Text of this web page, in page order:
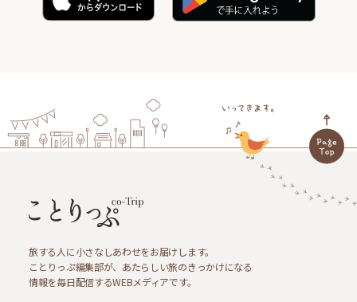
旅する人に小さなしあわせをお届けします。
ことりっぷ編集部が、あたらしい旅のきっかけになる
情報を毎日配信するWEBメディアです。